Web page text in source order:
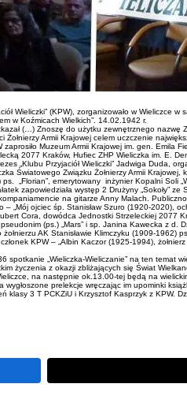
Wieliczki” (KPW), zorganizowało w Wieliczce
w Koźmicach Wielkich”. 14.02.1942 r.
(…) Znoszę do użytku zewnętrznego
Armii Krajowej celem uczczenie
Muzeum Armii Krajowej im. gen. Emila
2077 Kraków, Hufiec ZHP Wieliczka im. E.
„Klubu Przyjaciół Wieliczki” Jadwiga Duda,
Światowego Związku Żołnierzy Armii
ps. „Florian”, emerytowany inżynier Kopalni Soli
zapowiedziała występ 2 Drużyny „Sokoły”
na gitarze Anny Malach.
– „Mój ojciec śp. Stanisław Szuro (1920-
Cora, dowódca Jednostki Strzeleckiej 2077
(ps.) „Mars” i sp. Janina Kawecka z d.
AK Stanisławie Klimczyku (1909-
KPW – „Albin Kaczor (1925-1994),
spotkanie „Wieliczka-Wieliczanie” na ten
życzenia z okazji zbliżających się Świat
na następnie ok.13.00-tej będą na
wygłoszone prelekcje wręczając im upominki
klasy 3 T PCKZiU i Krzysztof Kasprzyk z KPW.